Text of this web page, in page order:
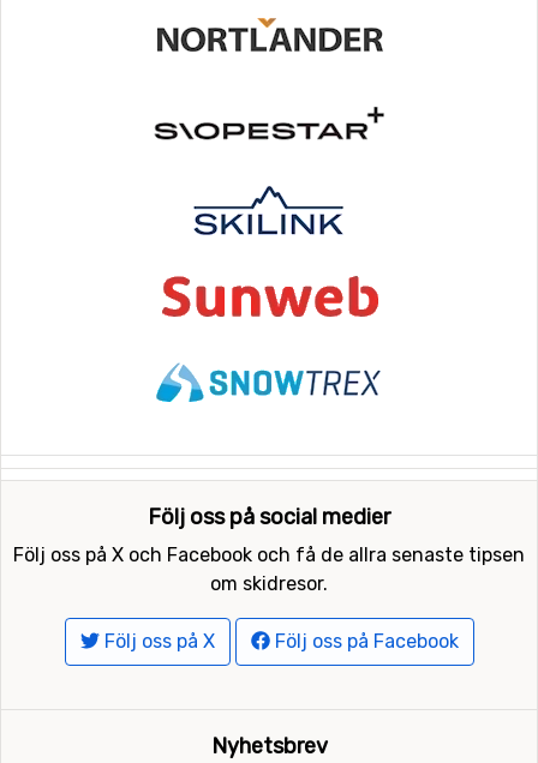
Följ oss på social medier
Följ oss på X och Facebook och få de allra senaste tipsen
om skidresor.
Följ oss på X Följ oss på Facebook
Nyhetsbrev